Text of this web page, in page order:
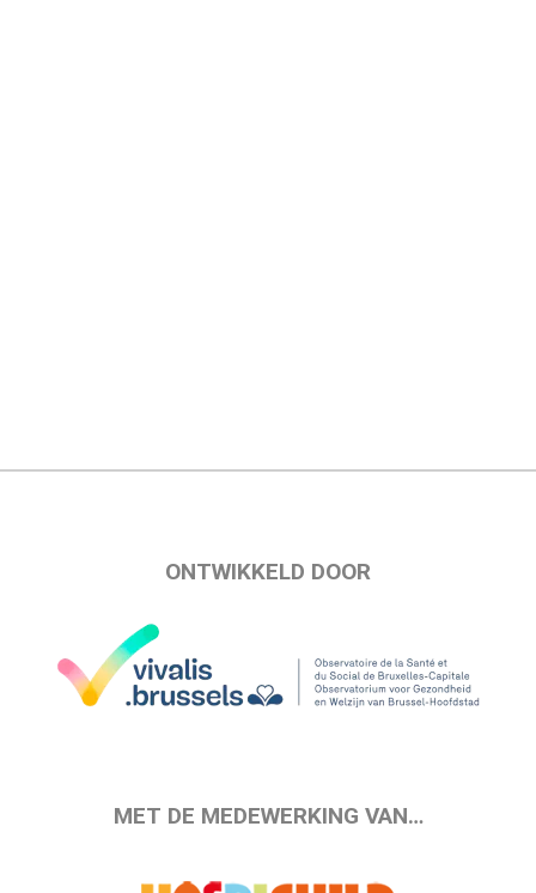
ONTWIKKELD DOOR
MET DE MEDEWERKING VAN…